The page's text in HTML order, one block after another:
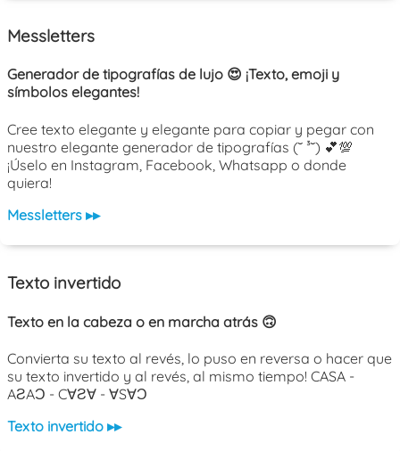
Messletters
Generador de tipografías de lujo 😍 ¡Texto, emoji y
símbolos elegantes!
Cree texto elegante y elegante para copiar y pegar con
nuestro elegante generador de tipografías (˘ ³˘) 💕💯
¡Úselo en Instagram, Facebook, Whatsapp o donde
quiera!
Messletters ▸▸
Texto invertido
Texto en la cabeza o en marcha atrás 🙃
Convierta su texto al revés, lo puso en reversa o hacer que
su texto invertido y al revés, al mismo tiempo! CASA -
AƧAƆ - C∀Ƨ∀ - ∀S∀Ɔ
Texto invertido ▸▸